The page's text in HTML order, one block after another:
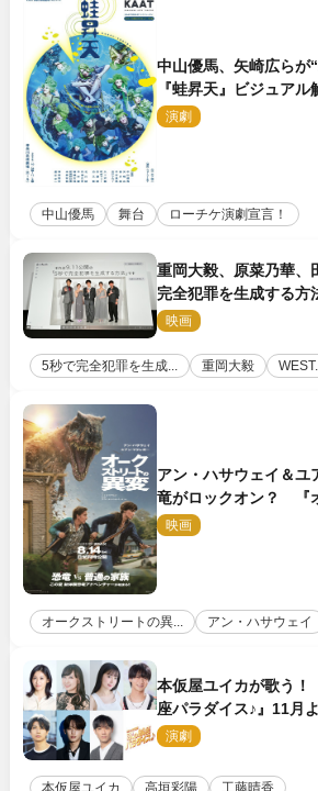
中山優馬、矢崎広ら
『蛙昇天』ビジュアル
演劇
中山優馬 舞台 ローチケ演劇宣言！
重岡大毅、原菜乃華、
完全犯罪を生成する方
壇！ それぞれのAI活
映画
5秒で完全犯罪を生成... 重岡大毅
アン・ハサウェイ＆ユ
竜がロックオン？ 『
変』新ビジュアル＆本
映画
オークストリートの異... アン・ハサウェイ
本仮屋ユイカが歌う
座パラダイス♪』11月
演劇